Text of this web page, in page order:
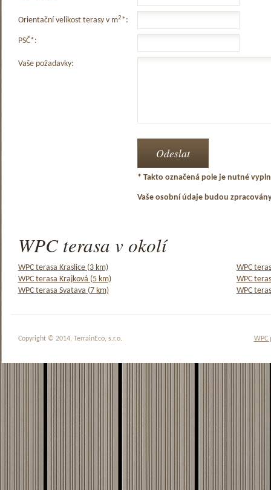
Orientační velikost terasy v m2*:
PSČ*:
Vaše požadavky:
* Takto označená pole je nutné
Vaše osobní údaje budou
WPC terasa v okolí
WPC terasa Kraslice (3 km)
WPC
WPC terasa Krajková (5 km)
WPC
WPC terasa Svatava (7 km)
WPC
WPC
Copyright © 2014, TerrainEco, s.r.o.